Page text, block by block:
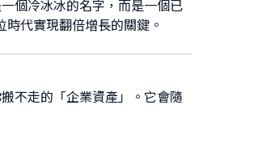
個冷冰冰的名字，而是一個已
代實現翻倍增長的關鍵。
不走的「企業資產」。它會隨